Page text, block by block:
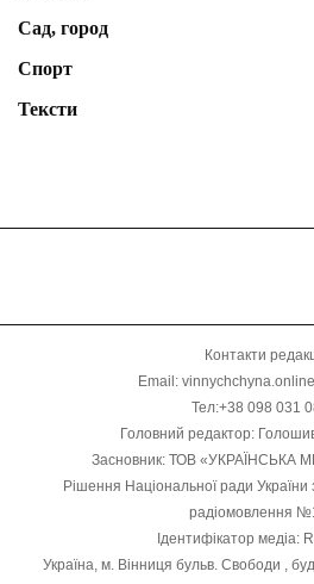
Сад, город
Спорт
Тексти
Контакти
Email:
Тел:+38 098 031
Головний редактор:
Засновник: ТОВ «УКРАЇНСЬКА
Рішення Національної ради України
радіомовлення
Ідентифікатор медіа:
Україна, м. Вінниця бульв. Свободи ,